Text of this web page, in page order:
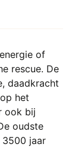
of
rescue. De
daadkracht
het
ook bij
oudste
3500 jaar